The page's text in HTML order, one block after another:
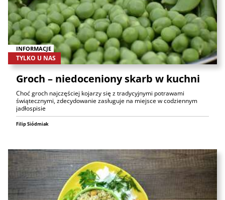
INFORMACJE
TYLKO U NAS
Groch – niedoceniony skarb w kuchni
Choć groch najczęściej kojarzy się z tradycyjnymi potrawami
świątecznymi, zdecydowanie zasługuje na miejsce w codziennym
jadłospisie
Filip Siódmiak